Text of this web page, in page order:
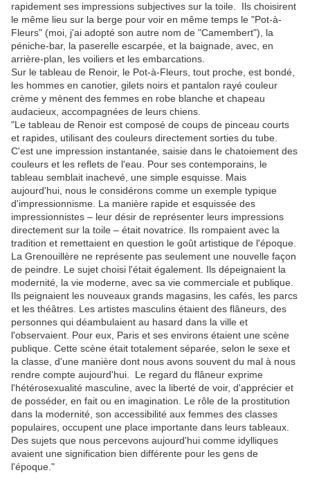
rapidement ses impressions subjectives sur la toile. Ils choisirent
le même lieu sur la berge pour voir en même temps le "Pot-à-
Fleurs" (moi, j'ai adopté son autre nom de "Camembert"), la
péniche-bar, la paserelle escarpée, et la baignade, avec, en
arrière-plan, les voiliers et les embarcations.
Sur le tableau de Renoir, le Pot-à-Fleurs, tout proche, est bondé,
les hommes en canotier, gilets noirs et pantalon rayé couleur
crème y mènent des femmes en robe blanche et chapeau
audacieux, accompagnées de leurs chiens.
"Le tableau de Renoir est composé de coups de pinceau courts
et rapides, utilisant des couleurs directement sorties du tube.
C'est une impression instantanée, saisie dans le chatoiement des
couleurs et les reflets de l'eau. Pour ses contemporains, le
tableau semblait inachevé, une simple esquisse. Mais
aujourd'hui, nous le considérons comme un exemple typique
d'impressionnisme. La manière rapide et esquissée des
impressionnistes – leur désir de représenter leurs impressions
directement sur la toile – était novatrice. Ils rompaient avec la
tradition et remettaient en question le goût artistique de l'époque.
La Grenouillère ne représente pas seulement une nouvelle façon
de peindre. Le sujet choisi l'était également. Ils dépeignaient la
modernité, la vie moderne, avec sa vie commerciale et publique.
Ils peignaient les nouveaux grands magasins, les cafés, les parcs
et les théâtres. Les artistes masculins étaient des flâneurs, des
personnes qui déambulaient au hasard dans la ville et
l'observaient. Pour eux, Paris et ses environs étaient une scène
publique. Cette scène était totalement séparée, selon le sexe et
la classe, d'une manière dont nous avons souvent du mal à nous
rendre compte aujourd'hui. Le regard du flâneur exprime
l'hétérosexualité masculine, avec la liberté de voir, d'apprécier et
de posséder, en fait ou en imagination. Le rôle de la prostitution
dans la modernité, son accessibilité aux femmes des classes
populaires, occupent une place importante dans leurs tableaux.
Des sujets que nous percevons aujourd'hui comme idylliques
avaient une signification bien différente pour les gens de
l'époque."